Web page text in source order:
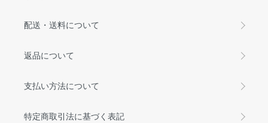
配送・送料について
返品について
支払い方法について
特定商取引法に基づく表記